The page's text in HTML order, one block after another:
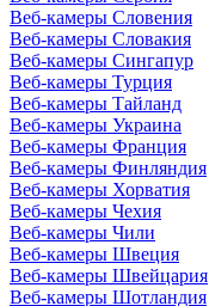
Веб-камеры Словения
Веб-камеры Словакия
Веб-камеры Сингапур
Веб-камеры Турция
Веб-камеры Тайланд
Веб-камеры Украина
Веб-камеры Франция
Веб-камеры Финляндия
Веб-камеры Хорватия
Веб-камеры Чехия
Веб-камеры Чили
Веб-камеры Швеция
Веб-камеры Швейцария
Веб-камеры Шотландия